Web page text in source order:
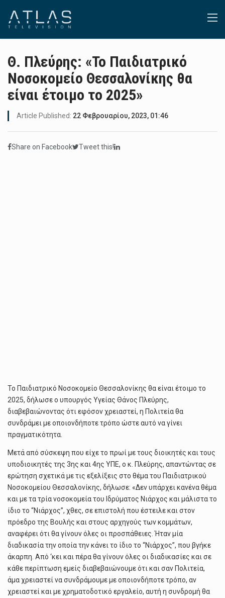
Θ. Πλεύρης: «Το Παιδιατρικό
Νοσοκομείο Θεσσαλονίκης θα
είναι έτοιμο το 2025»
Article Published: 22 Φεβρουαρίου, 2023, 01:46
Share on Facebook Tweet this!
Το Παιδιατρικό Νοσοκομείο Θεσσαλονίκης θα είναι έτοιμο το
2025, δήλωσε ο υπουργός Υγείας Θάνος Πλεύρης,
διαβεβαιώνοντας ότι εφόσον χρειαστεί, η Πολιτεία θα
συνδράμει με οποιονδήποτε τρόπο ώστε αυτό να γίνει
πραγματικότητα.
Μετά από σύσκεψη που είχε το πρωί με τους διοικητές και τους
υποδιοικητές της 3ης και 4ης ΥΠΕ, ο κ. Πλεύρης, απαντώντας σε
ερώτηση σχετικά με τις εξελίξεις στο θέμα του Παιδιατρικού
Νοσοκομείου Θεσσαλονίκης, δήλωσε: «Δεν υπάρχει κανένα θέμα
και με τα τρία νοσοκομεία του Ιδρύματος Νιάρχος και μάλιστα το
ίδιο το “Νιάρχος”, χθες, σε επιστολή που έστειλε και στον
πρόεδρο της Βουλής και στους αρχηγούς των κομμάτων,
αναφέρει ότι θα γίνουν όλες οι προσπάθειες. Ήταν μία
διαδικασία την οποία την κάνει το ίδιο το “Νιάρχος”, που βγήκε
άκαρπη. Από ‘κει και πέρα θα γίνουν όλες οι διαδικασίες και σε
κάθε περίπτωση εμείς διαβεβαιώνουμε ότι και σαν Πολιτεία,
άμα χρειαστεί να συνδράμουμε με οποιονδήποτε τρόπο, αν
χρειαστεί και με χρηματοδοτικό εργαλείο, αυτή η συνδρομή θα